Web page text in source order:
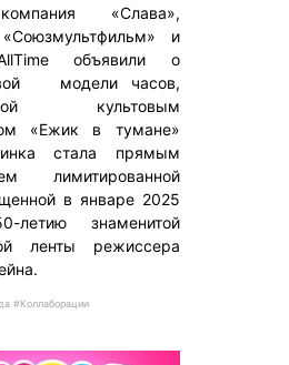
«Слава»,
«Союзмультфильм» и
объявили о
модели часов,
культовым
«Ежик в тумане»
стала прямым
лимитированной
в январе 2025
знаменитой
ленты режиссера
#Коллаборации